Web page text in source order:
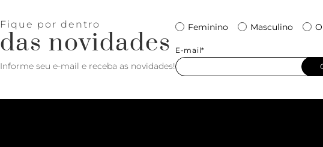
Fique por dentro
das novidades
Informe seu e-mail e receba as novidades!
Feminino Masculino
E-mail*